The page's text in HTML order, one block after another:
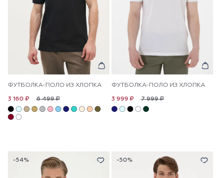
ФУТБОЛКА-ПОЛО ИЗ ХЛОПКА
6 499 ₽
3 160 ₽
ФУТБОЛКА-ПОЛО ИЗ ХЛОПКА
7 999 ₽
3 999 ₽
-54% -50%